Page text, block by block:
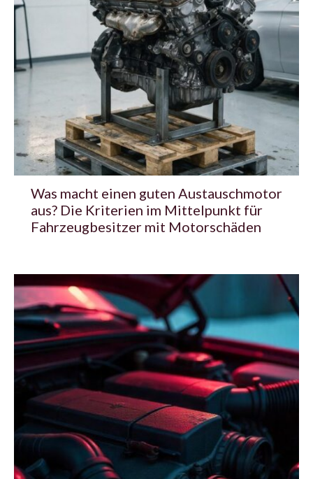
Was macht einen guten Austauschmotor
aus? Die Kriterien im Mittelpunkt für
Fahrzeugbesitzer mit Motorschäden